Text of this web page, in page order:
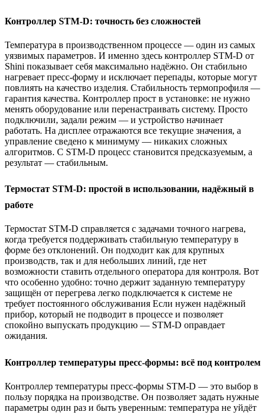
Контроллер STM-D: точность без сложностей
Температура в производственном процессе — один из самых
уязвимых параметров. И именно здесь контроллер STM-D от
Shini показывает себя максимально надёжно. Он стабильно
нагревает пресс-форму и исключает перепады, которые могут
повлиять на качество изделия. Стабильность термопрофиля —
гарантия качества. Контроллер прост в установке: не нужно
менять оборудование или перенастраивать систему. Просто
подключили, задали режим — и устройство начинает
работать. На дисплее отражаются все текущие значения, а
управление сведено к минимуму — никаких сложных
алгоритмов. С STM-D процесс становится предсказуемым, а
результат — стабильным.
Термостат STM-D: простой в использовании, надёжный в
работе
Термостат STM-D справляется с задачами точного нагрева,
когда требуется поддерживать стабильную температуру в
форме без отклонений. Он подходит как для крупных
производств, так и для небольших линий, где нет
возможности ставить отдельного оператора для контроля. Вот
что особенно удобно: точно держит заданную температуру
защищён от перегрева легко подключается к системе не
требует постоянного обслуживания Если нужен надёжный
прибор, который не подводит в процессе и позволяет
спокойно выпускать продукцию — STM-D оправдает
ожидания.
Контроллер температуры пресс-формы: всё под контролем
Контроллер температуры пресс-формы STM-D — это выбор в
пользу порядка на производстве. Он позволяет задать нужные
параметры один раз и быть уверенным: температура не уйдёт